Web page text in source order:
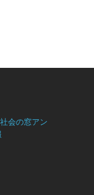
社会の窓アン